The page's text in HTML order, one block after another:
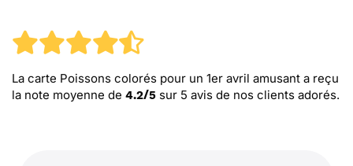
La carte Poissons colorés pour un 1er avril amusant a reçu
la note moyenne de 4.2/5 sur 5 avis de nos clients adorés.